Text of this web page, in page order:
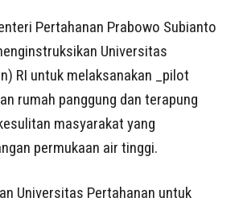
Pertahanan Prabowo Subianto
Universitas
RI untuk melaksanakan _pilot
rumah panggung dan terapung
masyarakat yang
permukaan air tinggi.
Universitas Pertahanan untuk